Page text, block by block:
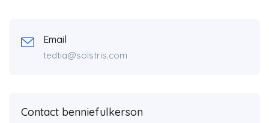
Email
tedtia@solstris.com
Contact benniefulkerson